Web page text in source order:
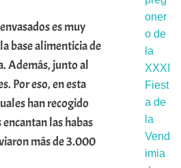
es muy
base alimenticia de
Además, junto al
Por eso, en esta
han recogido
las habas
más de 3.000